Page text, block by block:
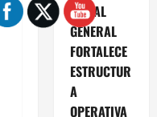
FISCAL
GENERAL
FORTALECE
ESTRUCTUR
A
OPERATIVA